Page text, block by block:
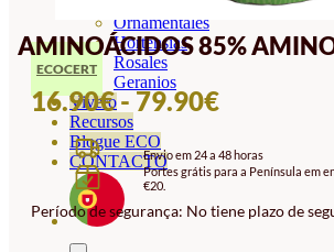
Ornamentales
Hortensias
Rosales
Geranios
Vivero
Recursos
Blogue ECO
CONTACTO
AMINOÁCIDOS 85%
ECOCERT
16.90€-79.90€
PREÇOS:
A
Envio em 24 a 48 horas
Portes grátis para a Península em
€20.
Período de segurança: No tiene plazo de